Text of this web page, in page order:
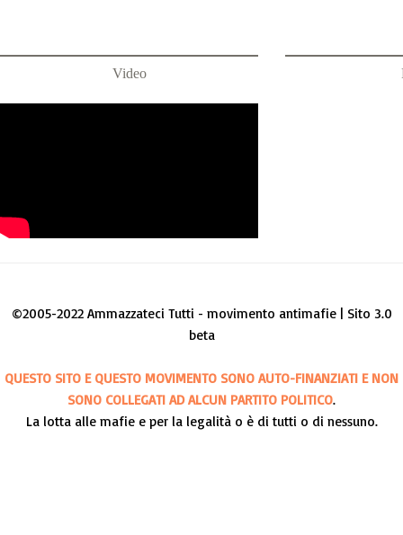
Video
©2005-2022 Ammazzateci Tutti - movimento antimafie | Sito 3.0
beta
QUESTO SITO E QUESTO MOVIMENTO SONO AUTO-FINANZIATI E NON
SONO COLLEGATI AD ALCUN PARTITO POLITICO.
La lotta alle mafie e per la legalità o è di tutti o di nessuno.